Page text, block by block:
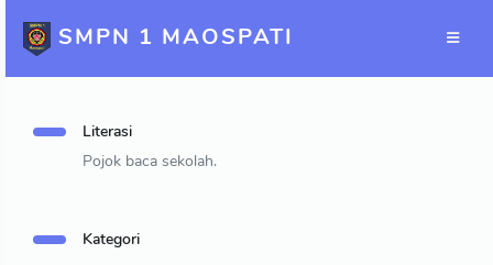
SMPN 1 MAOSPATI
Literasi
Pojok baca sekolah.
Kategori